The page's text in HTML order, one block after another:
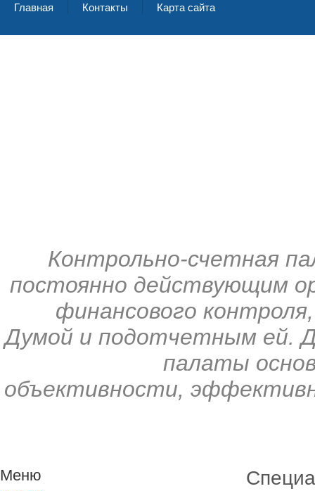
Главная Контакты Карта сайта
Контрольно-счетная
постоянно действующим
финансового
Думой и подотчетным ей.
палаты
объективности,
Меню